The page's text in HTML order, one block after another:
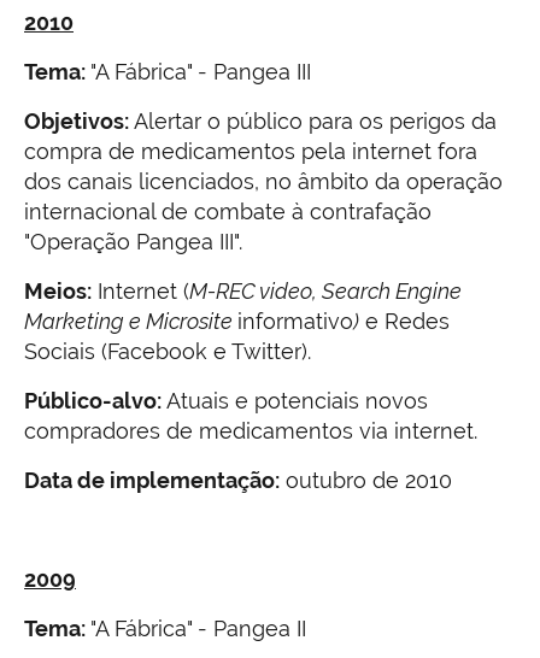
2010
Tema: "A Fábrica" - Pangea III
Objetivos:Alertar o público para os perigos da
compra de medicamentos pela internet fora
dos canais licenciados, no âmbito da operação
internacional de combate à contrafação
"Operação Pangea III".
Meios: Internet (M-REC video, Search Engine
Marketing e Microsite informativo) e Redes
Sociais (Facebook e Twitter).
Público-alvo:Atuais e potenciais novos
compradores de medicamentos via internet.
Data de implementação: outubro de 2010
2009
Tema: "A Fábrica" - Pangea II